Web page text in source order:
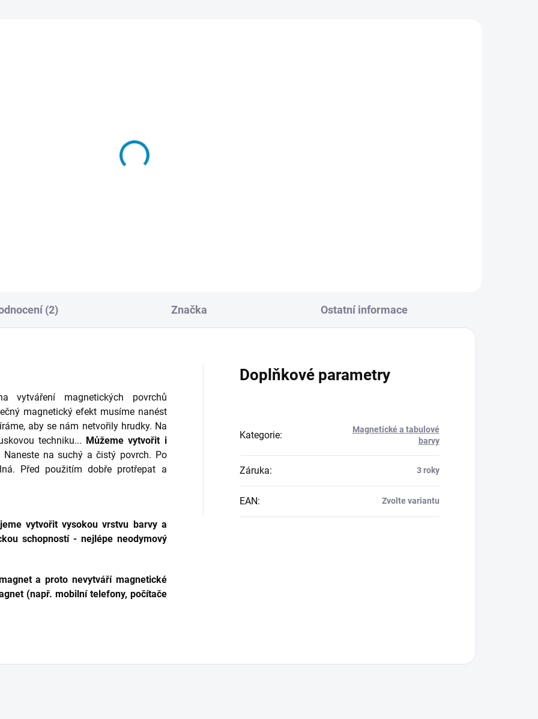
(2) Značka Ostatní informace
vytváření magnetických povrchů
magnetický efekt musíme nanést
aby se nám netvořily hrudky. Na
techniku... Můžeme vytvořit i
Naneste na suchý a čistý povrch. Po
Před použitím dobře protřepat a
vytvořit vysokou vrstvu barvy a
schopností - nejlépe neodymový
a proto nevytváří magnetické
(např. mobilní telefony, počítače
Doplňkové parametry
Kategorie:
Magnetické a tabulové
barvy
Záruka: 3 roky
EAN: Zvolte variantu